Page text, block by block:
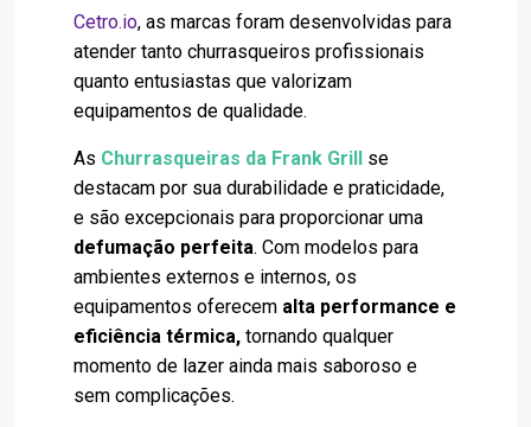
Cetro.io, as marcas foram desenvolvidas para
atender tanto churrasqueiros profissionais
quanto entusiastas que valorizam
equipamentos de qualidade.
As Churrasqueiras da Frank Grill
se
destacam por sua durabilidade e praticidade,
e são excepcionais para proporcionar uma
defumação perfeita. Com modelos para
ambientes externos e internos, os
equipamentos oferecem alta performance e
eficiência térmica, tornando qualquer
momento de lazer ainda mais saboroso e
sem complicações.